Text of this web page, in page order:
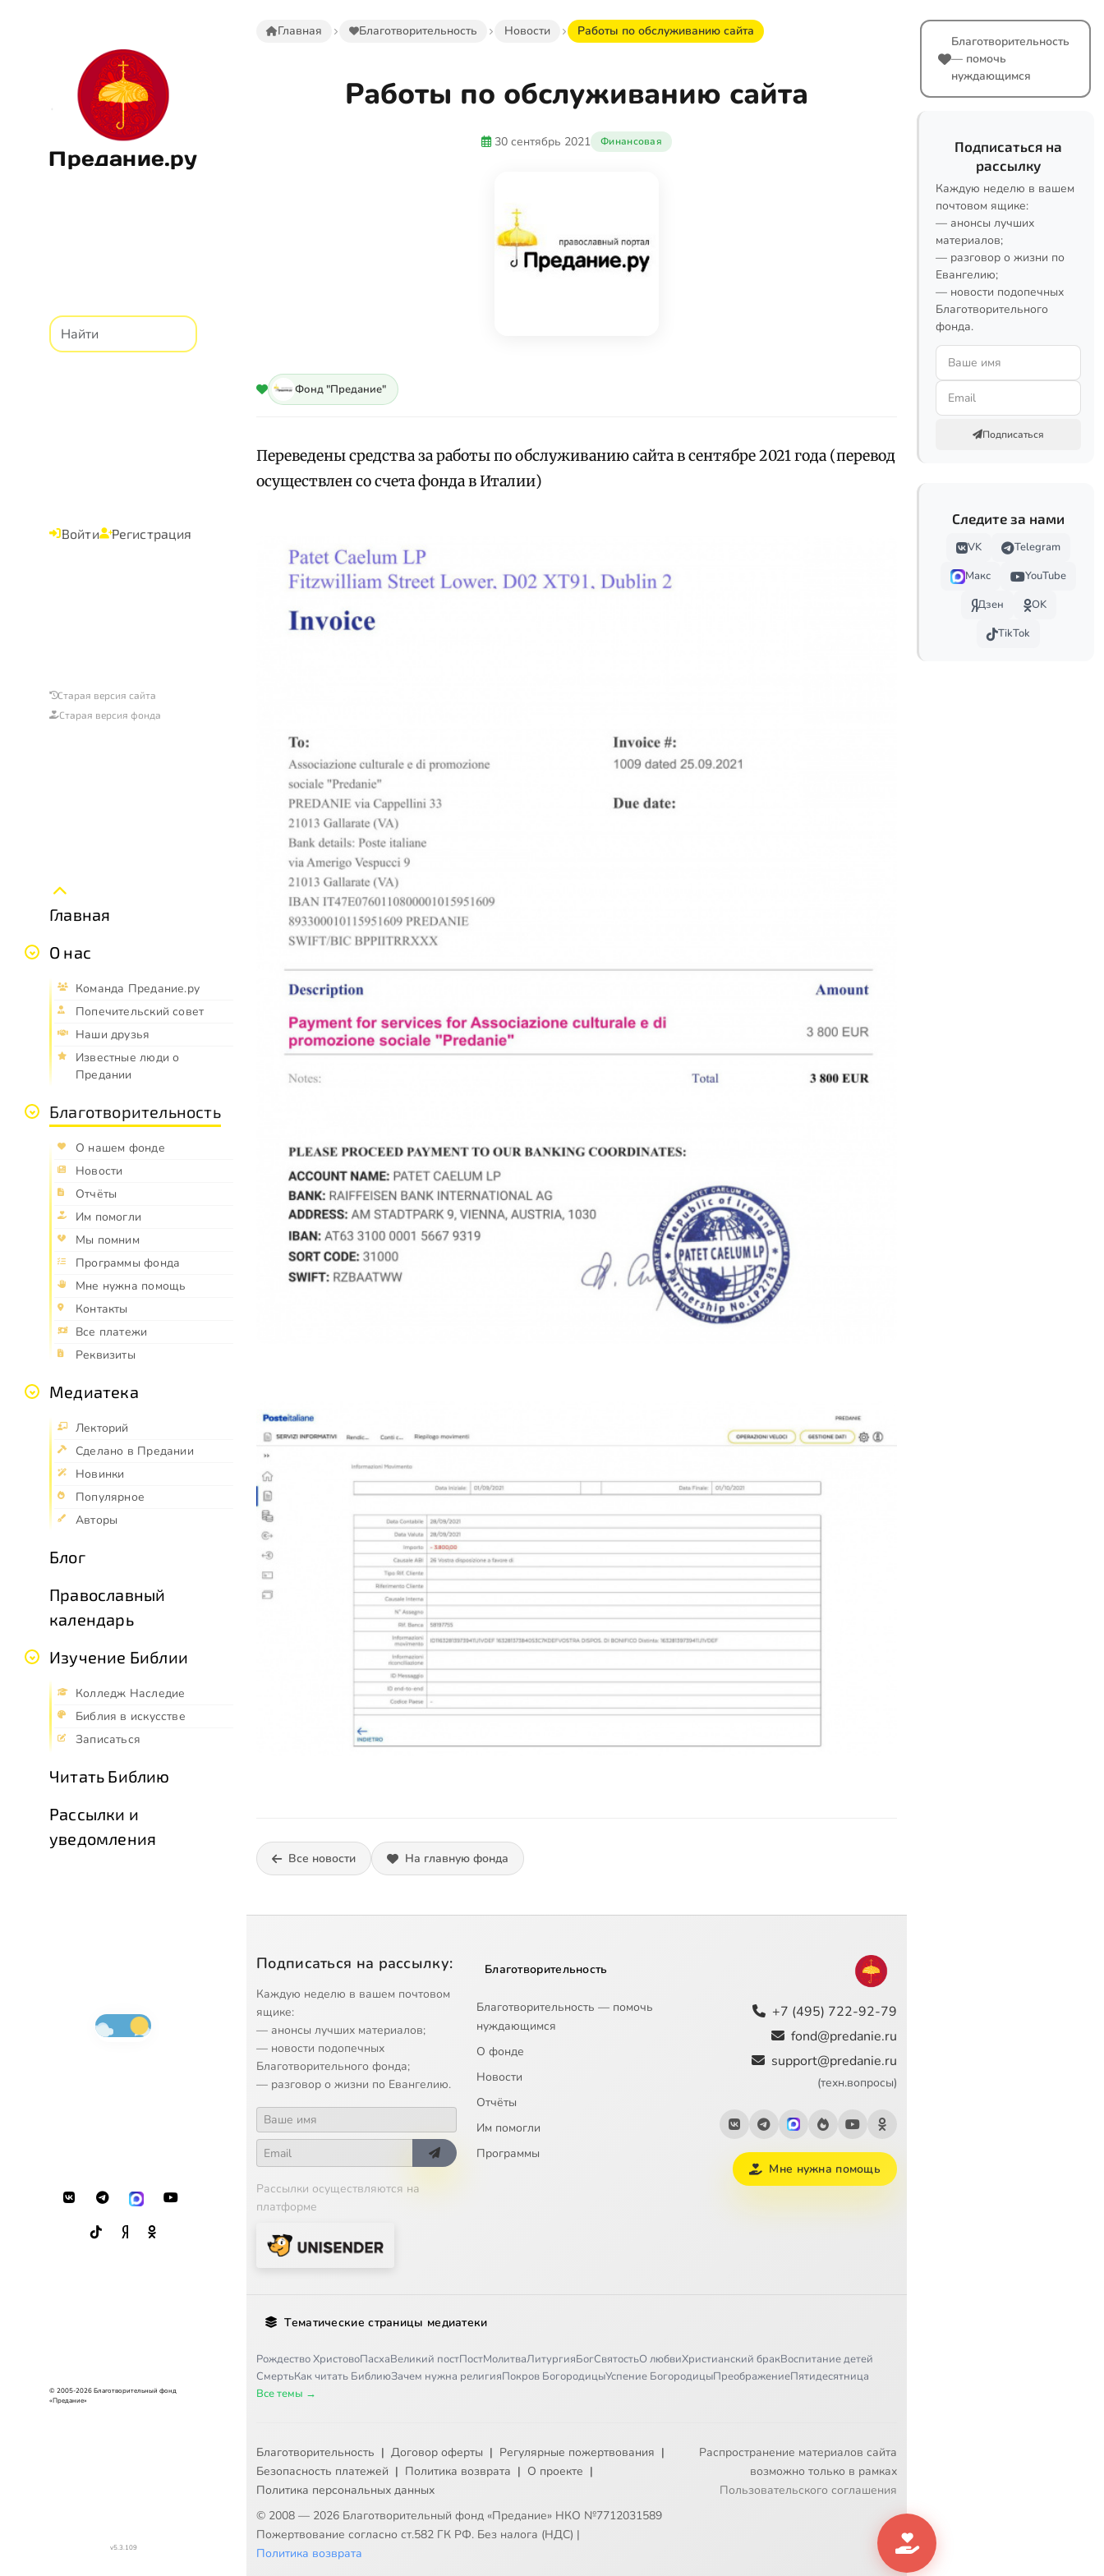
Предание.ру
Войти Регистрация
Старая версия сайта
Старая версия фонда
Главная
О нас
Команда Предание.ру
Попечительский совет
Наши друзья
Известные люди о
Предании
Благотворительность
О нашем фонде
Новости
Отчёты
Им помогли
Мы помним
Программы фонда
Мне нужна помощь
Контакты
Все платежи
Реквизиты
Медиатека
Лекторий
Сделано в Предании
Новинки
Популярное
Авторы
Блог
Православный
календарь
Изучение Библии
Колледж Наследие
Библия в искусстве
Записаться
Читать Библию
Рассылки и
уведомления
© 2005-2026 Благотворительный фонд
«Предание»
v5.3.109
Главная Благотворительность Новости Работы по обслуживанию сайта
Работы по обслуживанию сайта
30 сентябрь 2021 Финансовая
Фонд "Предание"
Переведены средства за работы по обслуживанию сайта в сентябре 2021 года (перевод
осуществлен со счета фонда в Италии)
Все новости На главную фонда
Подписаться на рассылку:
Каждую неделю в вашем почтовом
ящике:
— анонсы лучших материалов;
— новости подопечных
Благотворительного фонда;
— разговор о жизни по Евангелию.
Рассылки осуществляются на
платформе
Благотворительность
Благотворительность — помочь
нуждающимся
О фонде
Новости
Отчёты
Им помогли
Программы
+7 (495) 722-92-79
fond@predanie.ru
support@predanie.ru
(техн.вопросы)
Мне нужна помощь
Тематические страницы медиатеки
Рождество ХристовоПасхаВеликий постПостМолитваЛитургияБогСвятостьО любвиХристианский бракВоспитание детей
СмертьКак читать БиблиюЗачем нужна религияПокров БогородицыУспение БогородицыПреображениеПятидесятница
Все темы →
Благотворительность | Договор оферты | Регулярные пожертвования |
Безопасность платежей | Политика возврата | О проекте |
Политика персональных данных
© 2008 — 2026 Благотворительный фонд «Предание» НКО №7712031589
Пожертвование согласно ст.582 ГК РФ. Без налога (НДС) |
Политика возврата
Распространение материалов сайта
возможно только в рамках
Пользовательского соглашения
Благотворительность
— помочь
нуждающимся
Подписаться на
рассылку
Каждую неделю в вашем
почтовом ящике:
— анонсы лучших
материалов;
— разговор о жизни по
Евангелию;
— новости подопечных
Благотворительного
фонда.
Подписаться
Следите за нами
VK
Telegram
Макс
YouTube
Дзен
OK
TikTok